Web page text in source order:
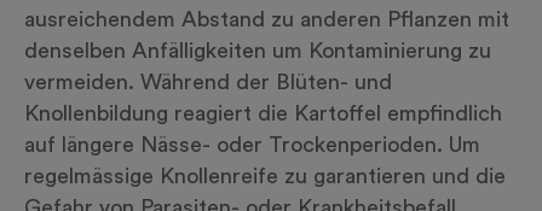
ausreichendem Abstand zu anderen Pflanzen mit
denselben Anfälligkeiten um Kontaminierung zu
vermeiden. Während der Blüten- und
Knollenbildung reagiert die Kartoffel empfindlich
auf längere Nässe- oder Trockenperioden. Um
regelmässige Knollenreife zu garantieren und die